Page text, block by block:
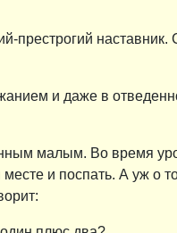
престрогий
и даже в
малым. Во время
и поспать. А уж о